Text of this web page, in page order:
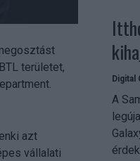
területet,
azt
vállalati
Digital
A